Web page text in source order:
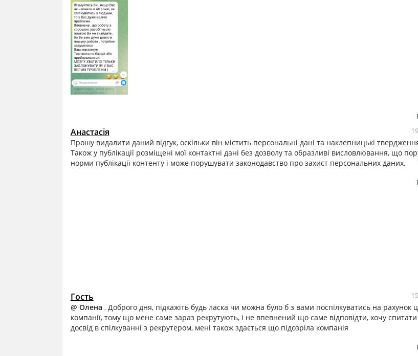
Анастасія
Прошу видалити даний відгук, оскільки він містить персональні дані та наклепницькі
Також у публікації розміщені мої контактні дані без дозволу та образливі висловлювання, що
норми публікації контенту і може порушувати законодавство про захист персональних даних.
Гость
@ Олена , Доброго дня, підкажіть будь ласка чи можна було б з вами поспілкуватись на рахунок
компанії, тому що мене саме зараз рекрутують, і не впевнений що саме відповідти, хочу
досвід в спілкуванні з рекрутером, мені також здається що підозріла компанія